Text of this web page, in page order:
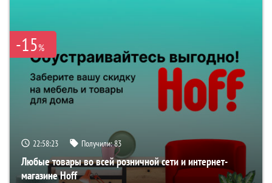
-15%
22:58:22 Получили:83
Любые товары во всей розничной сети и интернет-
магазине Hoff